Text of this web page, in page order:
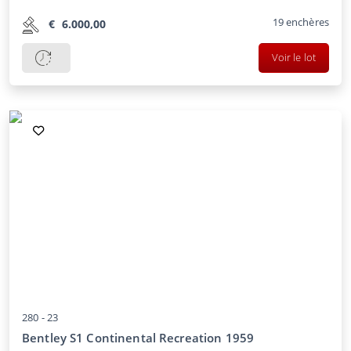
€ 6.000,00 19enchères
Voir le lot
280 -23
Bentley S1 Continental Recreation 1959